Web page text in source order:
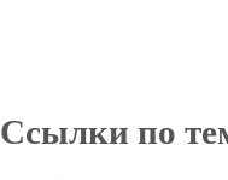
Ссылки по